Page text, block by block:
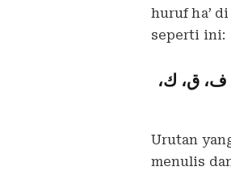
huruf ha’
seperti ini:
ف، ق، ك،
Urutan
menulis